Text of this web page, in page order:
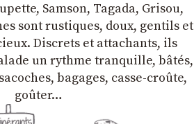
Samson, Tagada, Grisou,
sont rustiques, doux, gentils et
Discrets et attachants, ils
un rythme tranquille, bâtés,
bagages, casse-croûte,
goûter…